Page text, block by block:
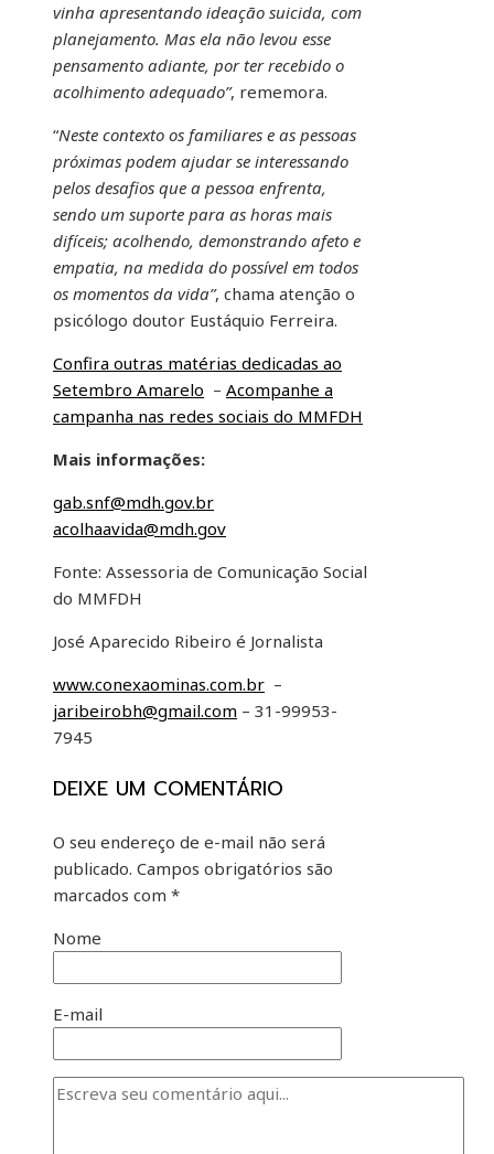
vinha apresentando ideação suicida, com
planejamento. Mas ela não levou esse
pensamento adiante, por ter recebido o
acolhimento adequado”, rememora.
“Neste contexto os familiares e as pessoas
próximas podem ajudar se interessando
pelos desafios que a pessoa enfrenta,
sendo um suporte para as horas mais
difíceis; acolhendo, demonstrando afeto e
empatia, na medida do possível em todos
os momentos da vida”, chama atenção o
psicólogo doutor Eustáquio Ferreira.
Confira outras matérias dedicadas ao
Setembro Amarelo – Acompanhe a
campanha nas redes sociais do MMFDH
Mais informações:
gab.snf@mdh.gov.br
acolhaavida@mdh.gov
Fonte: Assessoria de Comunicação Social
do MMFDH
José Aparecido Ribeiro é Jornalista
www.conexaominas.com.br –
jaribeirobh@gmail.com – 31-99953-
7945
DEIXE UM COMENTÁRIO
O seu endereço de e-mail não será
publicado. Campos obrigatórios são
marcados com *
Nome
E-mail